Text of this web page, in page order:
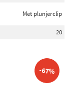
Met plunjerclip
20
-67%